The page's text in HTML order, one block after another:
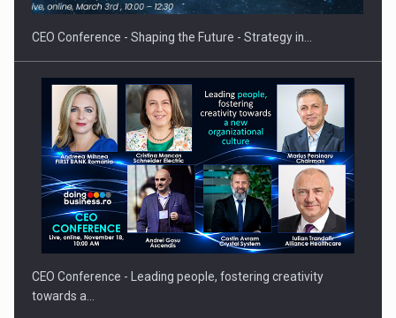
CEO Conference - Shaping the Future - Strategy in…
CEO Conference - Leading people, fostering creativity
towards a…